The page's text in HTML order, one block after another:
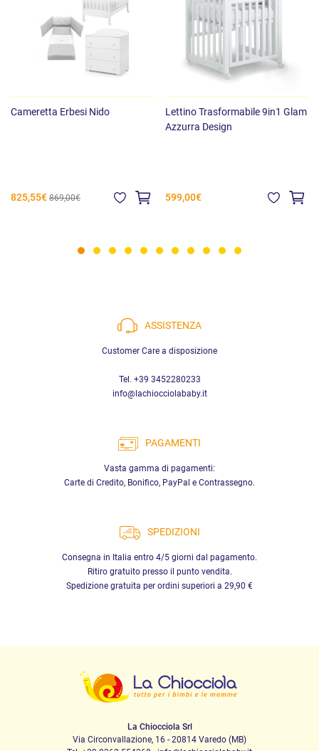
Cameretta Erbesi Nido
825,55€ 869,00€
Lettino Trasformabile 9in1 Glam
Azzurra Design
599,00€
ASSISTENZA
Customer Care a disposizione
Tel. +39 3452280233
info@lachiocciolababy.it
PAGAMENTI
Vasta gamma di pagamenti:
Carte di Credito, Bonifico, PayPal e Contrassegno.
SPEDIZIONI
Consegna in Italia entro 4/5 giorni dal pagamento.
Ritiro gratuito presso il punto vendita.
Spedizione gratuita per ordini superiori a 29,90 €
La Chiocciola Srl
Via Circonvallazione, 16 - 20814 Varedo (MB)